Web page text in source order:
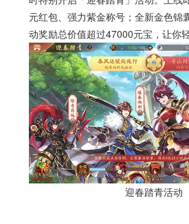
元红包、强力紫金称号；全新金色锦
动奖励总价值超过47000元宝，让你
迎春踏青活动